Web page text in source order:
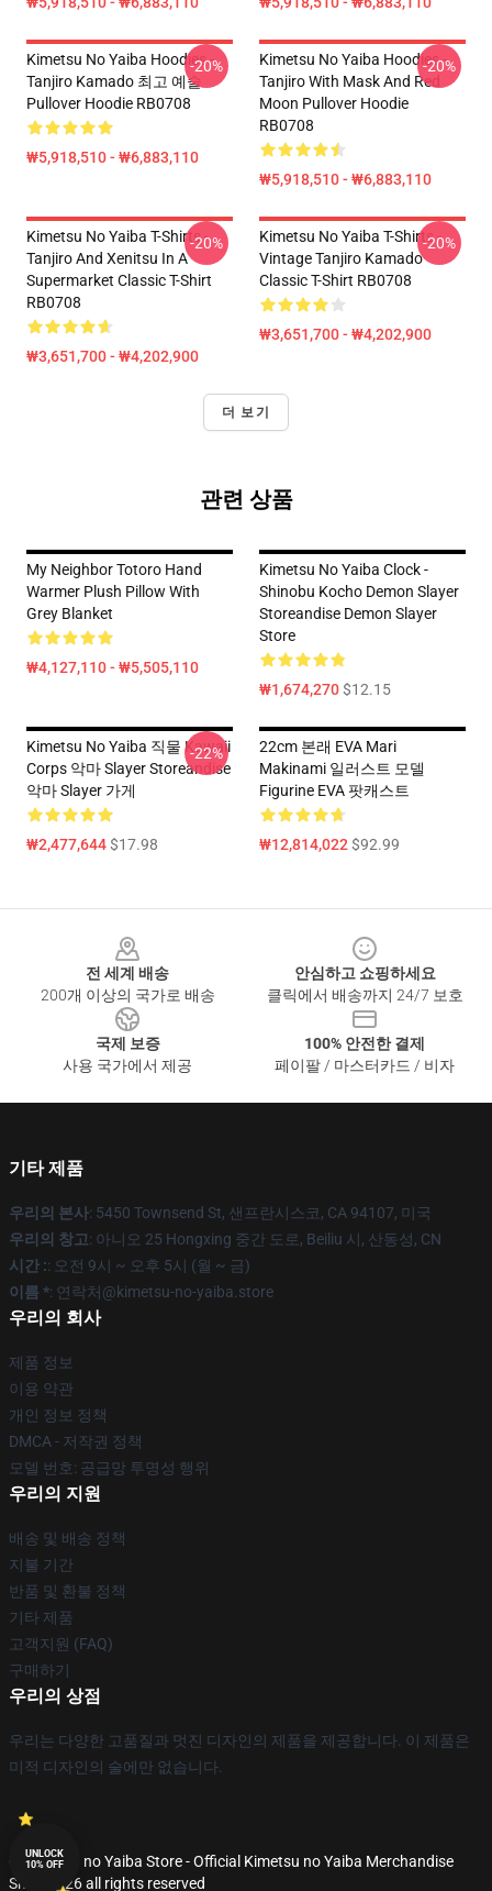
Kimetsu No Yaiba Hoodies -
Tanjiro Kamado 최고 예술
Pullover Hoodie RB0708
₩5,918,510 - ₩6,883,110
-20%
Kimetsu No Yaiba Hoodies -
Tanjiro With Mask And Red
Moon Pullover Hoodie
RB0708
₩5,918,510 - ₩6,883,110
-20%
Kimetsu No Yaiba T-Shirts -
Tanjiro And Xenitsu In A
Supermarket Classic T-Shirt
RB0708
₩3,651,700 - ₩4,202,900
-20%
Kimetsu No Yaiba T-Shirts -
Vintage Tanjiro Kamado
Classic T-Shirt RB0708
₩3,651,700 - ₩4,202,900
-20%
더 보기
관련 상품
My Neighbor Totoro Hand
Warmer Plush Pillow With
Grey Blanket
₩4,127,110 - ₩5,505,110
Kimetsu No Yaiba Clock -
Shinobu Kocho Demon Slayer
Storeandise Demon Slayer
Store
₩1,674,270$12.15
Kimetsu No Yaiba 직물 Kawaii
Corps 악마 Slayer Storeandise
악마 Slayer 가게
₩2,477,644$17.98
-22%
22cm 본래 EVA Mari
Makinami 일러스트 모델
Figurine EVA 팟캐스트
₩12,814,022$92.99
전 세계 배송
200개 이상의 국가로 배송
안심하고 쇼핑하세요
클릭에서 배송까지 24/7 보호
국제 보증
사용 국가에서 제공
100% 안전한 결제
페이팔 / 마스터카드 / 비자
기타 제품
우리의 본사: 5450 Townsend St, 샌프란시스코, CA 94107, 미국
우리의 창고: 아니오 25 Hongxing 중간 도로, Beiliu 시, 산동성, CN
시간 :: 오전 9시 ~ 오후 5시 (월 ~ 금)
이름 *: 연락처@kimetsu-no-yaiba.store
우리의 회사
제품 정보
이용 약관
개인 정보 정책
DMCA - 저작권 정책
모델 번호: 공급망 투명성 행위
우리의 지원
배송 및 배송 정책
지불 기간
반품 및 환불 정책
기타 제품
고객지원 (FAQ)
구매하기
우리의 상점
우리는 다양한 고품질과 멋진 디자인의 제품을 제공합니다. 이 제품은
미적 디자인의 술에만 없습니다.
© Kimetsu no Yaiba Store - Official Kimetsu no Yaiba Merchandise
Shop 2026 all rights reserved
UNLOCK
10% OFF